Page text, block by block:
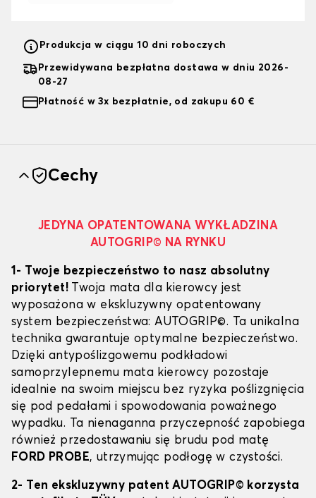
Produkcja w ciągu 10 dni roboczych
Przewidywana bezpłatna dostawa w dniu 2026-
08-27
Płatność w 3x bezpłatnie, od zakupu 60 €
Cechy
JEDYNA OPATENTOWANA WYKŁADZINA
AUTOGRIP© NA RYNKU
1- Twoje bezpieczeństwo to nasz absolutny
priorytet! Twoja mata dla kierowcy jest
wyposażona w ekskluzywny opatentowany
system bezpieczeństwa: AUTOGRIP©. Ta unikalna
technika gwarantuje optymalne bezpieczeństwo.
Dzięki antypoślizgowemu podkładowi
samoprzylepnemu mata kierowcy pozostaje
idealnie na swoim miejscu bez ryzyka poślizgnięcia
się pod pedałami i spowodowania poważnego
wypadku. Ta nienaganna przyczepność zapobiega
również przedostawaniu się brudu pod matę
FORD PROBE, utrzymując podłogę w czystości.
2- Ten ekskluzywny patent AUTOGRIP© korzysta